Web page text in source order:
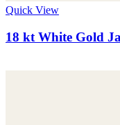
Quick View
18 kt White Gold